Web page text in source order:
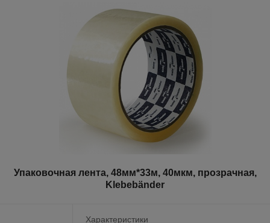
Упаковочная лента, 48мм*33м, 40мкм, прозрачная,
Klebebänder
Характеристики